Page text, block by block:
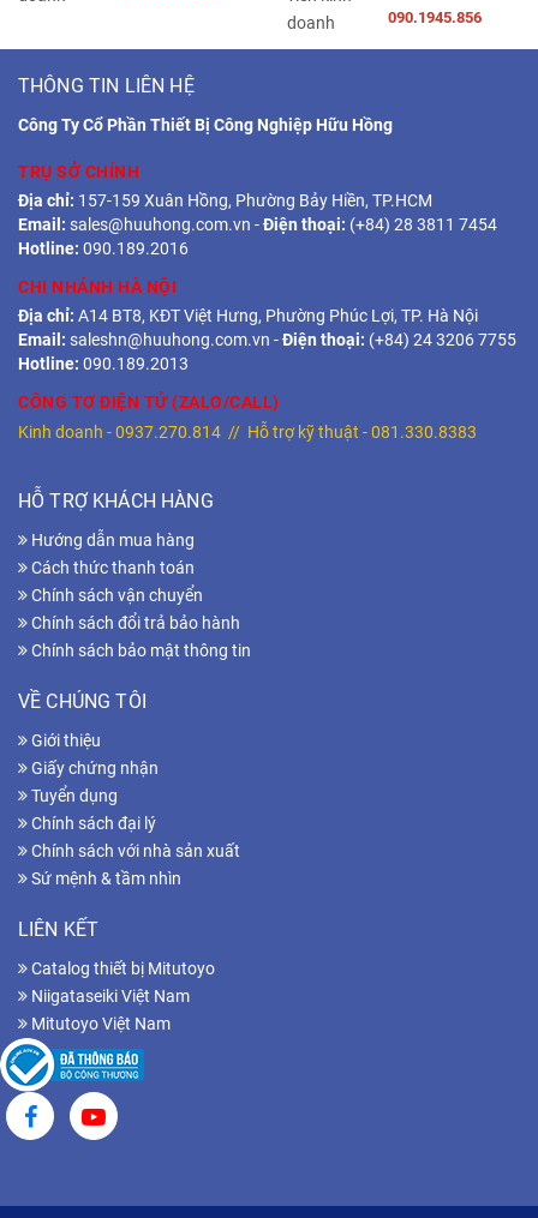
090.1945.856
THÔNG TIN LIÊN HỆ
Công Ty Cổ Phần Thiết Bị Công Nghiệp Hữu Hồng
TRỤ SỞ CHÍNH
Địa chỉ: 157-159 Xuân Hồng, Phường Bảy Hiền, TP.HCM
Email: sales@huuhong.com.vn -Điện thoại: (+84) 28 3811 7454
Hotline: 090.189.2016
CHI NHÁNH HÀ NỘI
Địa chỉ: A14 BT8, KĐT Việt Hưng, Phường Phúc Lợi, TP. Hà Nội
Email: saleshn@huuhong.com.vn -Điện thoại: (+84) 24 3206 7755
Hotline: 090.189.2013
CÔNG TƠ ĐIỆN TỬ (ZALO/CALL)
Kinh doanh -0937.270.814 // Hỗ trợ kỹ thuật -081.330.8383
HỖ TRỢ KHÁCH HÀNG
Hướng dẫn mua hàng
Cách thức thanh toán
Chính sách vận chuyển
Chính sách đổi trả bảo hành
Chính sách bảo mật thông tin
VỀ CHÚNG TÔI
Giới thiệu
Giấy chứng nhận
Tuyển dụng
Chính sách đại lý
Chính sách với nhà sản xuất
Sứ mệnh & tầm nhìn
LIÊN KẾT
Catalog thiết bị Mitutoyo
Niigataseiki Việt Nam
Mitutoyo Việt Nam